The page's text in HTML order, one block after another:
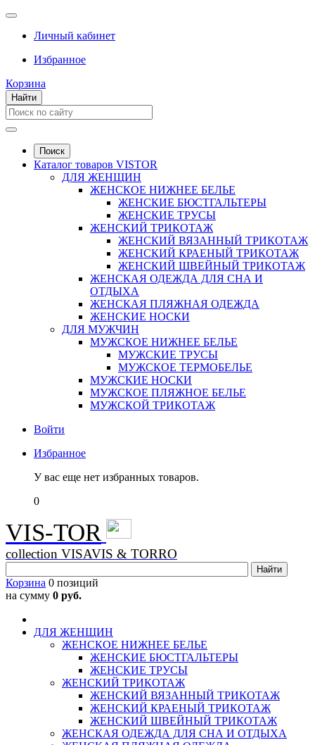
Личный кабинет
Избранное
Корзина
Найти
Поиск
Каталог товаров VISTOR
ДЛЯ ЖЕНЩИН
ЖЕНСКОЕ НИЖНЕЕ БЕЛЬЕ
ЖЕНСКИЕ БЮСТГАЛЬТЕРЫ
ЖЕНСКИЕ ТРУСЫ
ЖЕНСКИЙ ТРИКОТАЖ
ЖЕНСКИЙ ВЯЗАННЫЙ ТРИКОТАЖ
ЖЕНСКИЙ КРАЕНЫЙ ТРИКОТАЖ
ЖЕНСКИЙ ШВЕЙНЫЙ ТРИКОТАЖ
ЖЕНСКАЯ ОДЕЖДА ДЛЯ СНА И
ОТДЫХА
ЖЕНСКАЯ ПЛЯЖНАЯ ОДЕЖДА
ЖЕНСКИЕ НОСКИ
ДЛЯ МУЖЧИН
МУЖСКОЕ НИЖНЕЕ БЕЛЬЕ
МУЖСКИЕ ТРУСЫ
МУЖСКОЕ ТЕРМОБЕЛЬЕ
МУЖСКИЕ НОСКИ
МУЖСКОЕ ПЛЯЖНОЕ БЕЛЬЕ
МУЖСКОЙ ТРИКОТАЖ
Войти
Избранное
У вас еще нет избранных товаров.
0
VIS-TOR
collection VISAVIS & TORRO
Корзина 0 позиций
на сумму 0 руб.
ДЛЯ ЖЕНЩИН
ЖЕНСКОЕ НИЖНЕЕ БЕЛЬЕ
ЖЕНСКИЕ БЮСТГАЛЬТЕРЫ
ЖЕНСКИЕ ТРУСЫ
ЖЕНСКИЙ ТРИКОТАЖ
ЖЕНСКИЙ ВЯЗАННЫЙ ТРИКОТАЖ
ЖЕНСКИЙ КРАЕНЫЙ ТРИКОТАЖ
ЖЕНСКИЙ ШВЕЙНЫЙ ТРИКОТАЖ
ЖЕНСКАЯ ОДЕЖДА ДЛЯ СНА И ОТДЫХА